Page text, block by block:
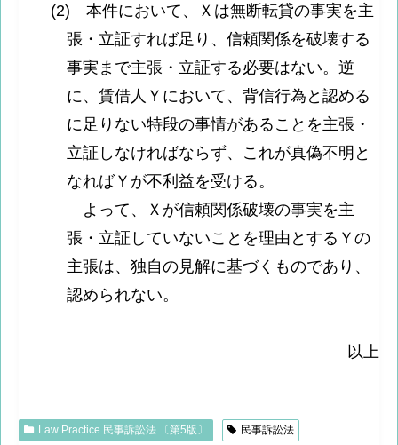
(2) 本件において、Ｘは無断転貸の事実を主
張・立証すれば足り、信頼関係を破壊する
事実まで主張・立証する必要はない。逆
に、賃借人Ｙにおいて、背信行為と認める
に足りない特段の事情があることを主張・
立証しなければならず、これが真偽不明と
なればＹが不利益を受ける。
よって、Ｘが信頼関係破壊の事実を主
張・立証していないことを理由とするＹの
主張は、独自の見解に基づくものであり、
認められない。
以上
Law Practice 民事訴訟法 〔第5版〕 民事訴訟法